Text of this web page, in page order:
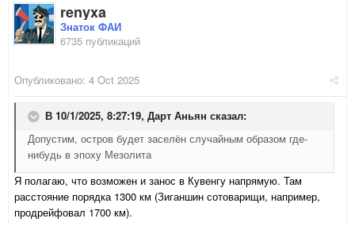
renyxa
Знаток ФАИ
6735 публикаций
Опубликовано: 4 Oct 2025
В 10/1/2025, 8:27:19, Дарт Аньян сказал:
Допустим, остров будет заселён случайным образом где-
нибудь в эпоху Мезолита
Я полагаю, что возможен и занос в Кувенгу напрямую. Там
расстояние порядка 1300 км (Зиганшин сотоварищи, например,
продрейфовал 1700 км).